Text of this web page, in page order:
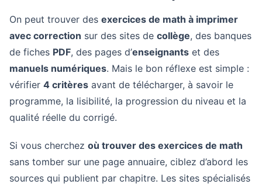
On peut trouver des exercices de math à imprimer
avec correction sur des sites de collège, des banques
de fiches PDF, des pages d’enseignants et des
manuels numériques. Mais le bon réflexe est simple :
vérifier 4 critères avant de télécharger, à savoir le
programme, la lisibilité, la progression du niveau et la
qualité réelle du corrigé.
Si vous cherchez où trouver des exercices de math
sans tomber sur une page annuaire, ciblez d’abord les
sources qui publient par chapitre. Les sites spécialisés